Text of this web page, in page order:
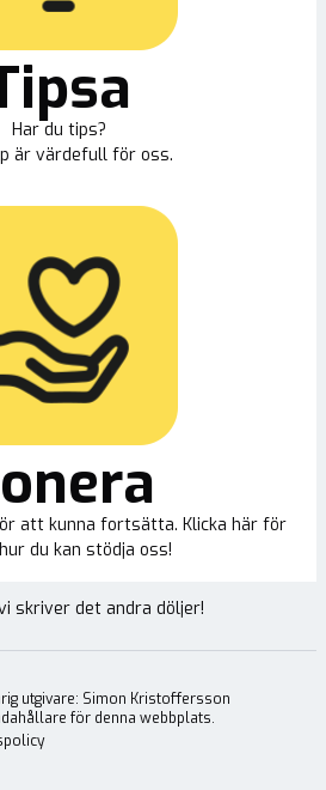
Har du tips?
är värdefull för oss.
att kunna fortsätta. Klicka här för
du kan stödja oss!
skriver det andra döljer!
utgivare: Simon Kristoffersson
för denna webbplats.